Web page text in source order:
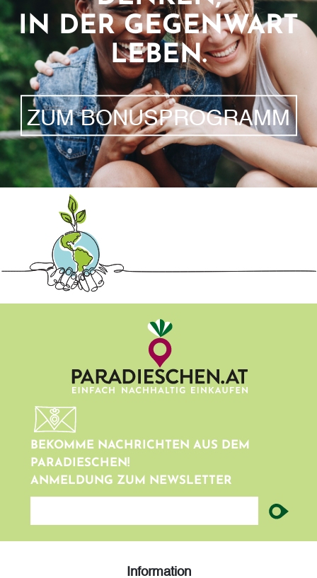
IN DER GEGENWART
LEBEN.
ZUM BONUSPROGRAMM
BEKOMME NACHRICHTEN AUS DEM
PARADIESCHEN!
ANMELDUNG ZUM NEWSLETTER
newsletter
Information